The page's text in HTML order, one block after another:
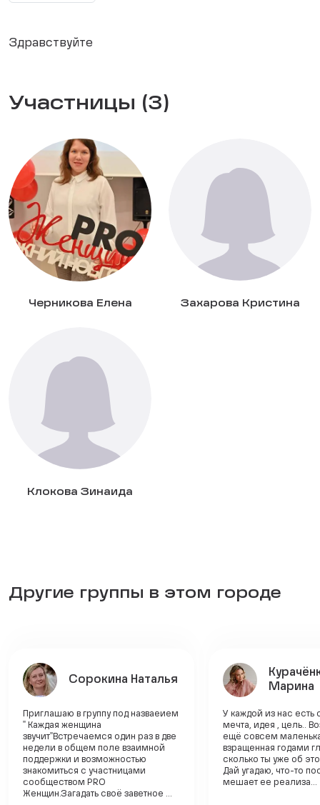
Здравствуйте
Участницы (3)
Черникова Елена Захарова Кристина
Клокова Зинаида
Другие группы в этом городе
Сорокина Наталья
Приглашаю в группу под назваеием
" Каждая женщина
звучит"Встречаемся один раз в две
недели в общем поле взаимной
поддержки и возможностью
знакомиться с участницами
сообществом PRO
Женщин.Загадать своё заветное ...
Марина
У каждой из нас есть
мечта, идея , цель..
ещё совсем
взращенная годами
сколько ты уже об
Дай угадаю, что-то
мешает ее реализа...